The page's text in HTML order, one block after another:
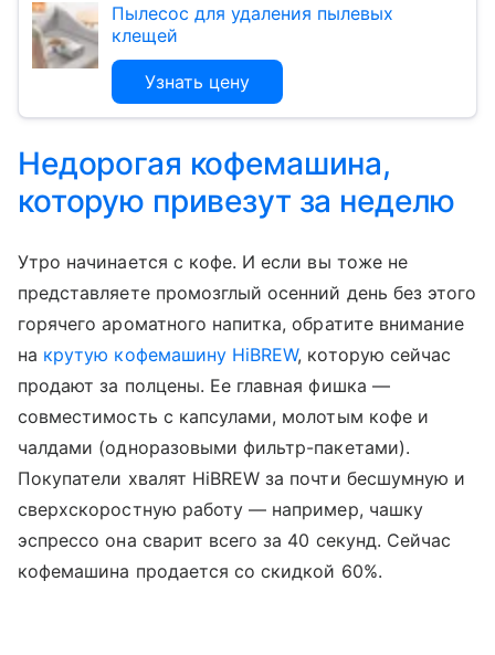
Пылесос для удаления пылевых
клещей
Узнать цену
Недорогая кофемашина,
которую привезут за неделю
Утро начинается с кофе. И если вы тоже не
представляете промозглый осенний день без этого
горячего ароматного напитка, обратите внимание
на крутую кофемашину HiBREW, которую сейчас
продают за полцены. Ее главная фишка —
совместимость с капсулами, молотым кофе и
чалдами (одноразовыми фильтр-пакетами).
Покупатели хвалят HiBREW за почти бесшумную и
сверхскоростную работу — например, чашку
эспрессо она сварит всего за 40 секунд. Сейчас
кофемашина продается со скидкой 60%.